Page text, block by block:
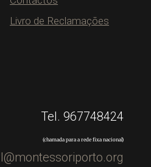
Livro de Reclamações
Tel. 967748424
(chamada para a rede fixa nacional)